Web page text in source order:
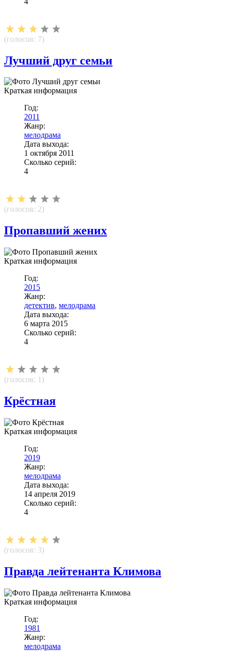
(голосов: 7)
Лучший друг семьи
Краткая информация
Год:
2011
Жанр:
мелодрама
Дата выхода:
1 октября 2011
Сколько серий:
4
(голосов: 2)
Пропавший жених
Краткая информация
Год:
2015
Жанр:
детектив, мелодрама
Дата выхода:
6 марта 2015
Сколько серий:
4
(голосов: 1 )
Крёстная
Краткая информация
Год:
2019
Жанр:
мелодрама
Дата выхода:
14 апреля 2019
Сколько серий:
4
(голосов: 3)
Правда лейтенанта Климова
Краткая информация
Год:
1981
Жанр:
мелодрама